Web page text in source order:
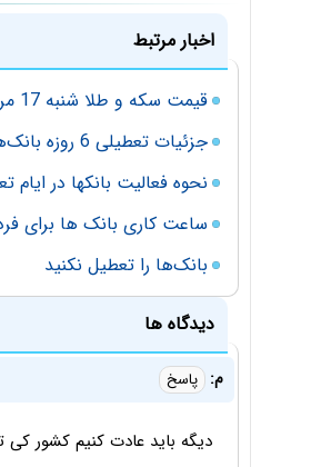
اخبار مرتبط
قیمت سکه و طلا شنبه 17 مرداد 1405
جزئیات تعطیلی 6 روزه بانک‌های سراسر کشور اعلام شد
نحوه فعالیت بانکها در
ساعت کاری بانک ها برای
بانک‌ها را تعطیل نکنید
دیدگاه ها
م: پاسخ
دیگه باید عادت کنیم کشور